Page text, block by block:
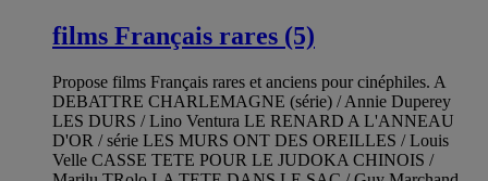
films Français rares (5)
Propose films Français rares et anciens pour cinéphiles. A
DEBATTRE CHARLEMAGNE (série) / Annie Duperey
LES DURS / Lino Ventura LE RENARD A L'ANNEAU
D'OR / série LES MURS ONT DES OREILLES / Louis
Velle CASSE TETE POUR LE JUDOKA CHINOIS /